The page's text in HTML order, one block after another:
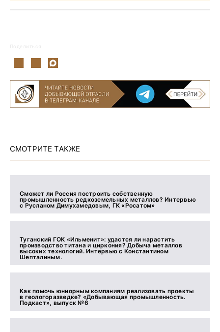
Поделиться:
СМОТРИТЕ ТАКЖЕ
Сможет ли Россия построить собственную
промышленность редкоземельных металлов? Интервью
с Русланом Димухамедовым, ГК «Росатом»
Туганский ГОК «Ильменит»: удастся ли нарастить
производство титана и циркония? Добыча металлов
высоких технологий. Интервью с Константином
Шепталиным.
Как помочь юниорным компаниям реализовать проекты
в геологоразведке? «Добывающая промышленность.
Подкаст», выпуск №6